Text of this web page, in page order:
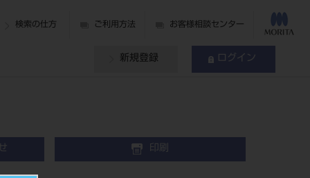
検索の仕方 ご利用方法 お客様相談センター
新規登録 ログイン
印刷